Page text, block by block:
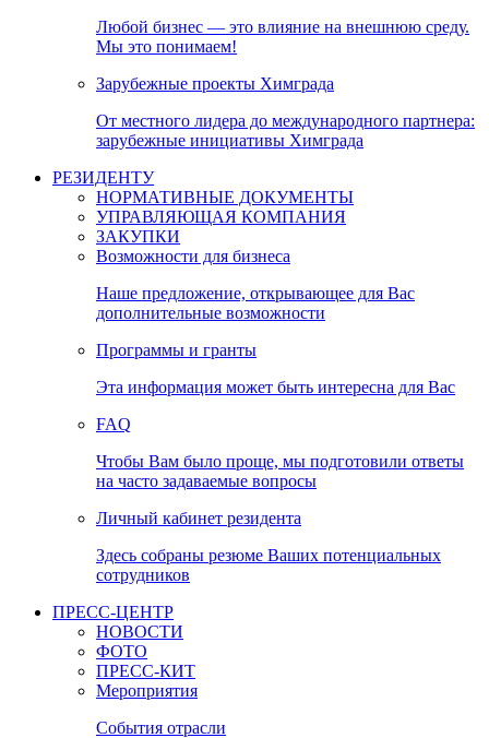
Любой бизнес — это влияние на внешнюю среду.
Мы это понимаем!
Зарубежные проекты Химграда
От местного лидера до международного партнера:
зарубежные инициативы Химграда
РЕЗИДЕНТУ
НОРМАТИВНЫЕ ДОКУМЕНТЫ
УПРАВЛЯЮЩАЯ КОМПАНИЯ
ЗАКУПКИ
Возможности для бизнеса
Наше предложение, открывающее для Вас
дополнительные возможности
Программы и гранты
Эта информация может быть интересна для Вас
FAQ
Чтобы Вам было проще, мы подготовили ответы
на часто задаваемые вопросы
Личный кабинет резидента
Здесь собраны резюме Ваших потенциальных
сотрудников
ПРЕСС-ЦЕНТР
НОВОСТИ
ФОТО
ПРЕСС-КИТ
Мероприятия
События отрасли